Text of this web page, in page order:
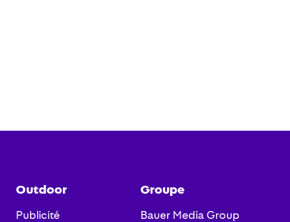
Outdoor
Publicité
Groupe
Bauer Media Group